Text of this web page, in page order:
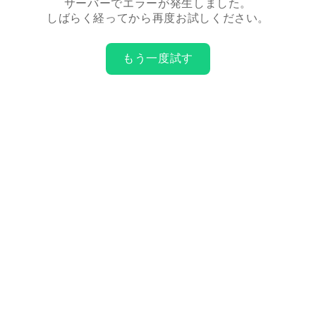
サーバーでエラーが発生しました。
しばらく経ってから再度お試しください。
もう一度試す